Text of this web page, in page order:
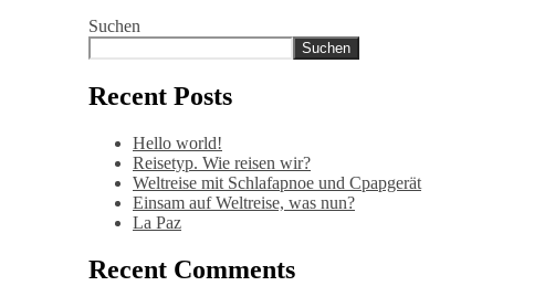
Suchen
Suchen
Recent Posts
Hello world!
Reisetyp. Wie reisen wir?
Weltreise mit Schlafapnoe und Cpapgerät
Einsam auf Weltreise, was nun?
La Paz
Recent Comments